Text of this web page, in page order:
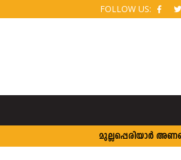
FOLLOW US:
മുല്ലപ്പെരിയാര്‍